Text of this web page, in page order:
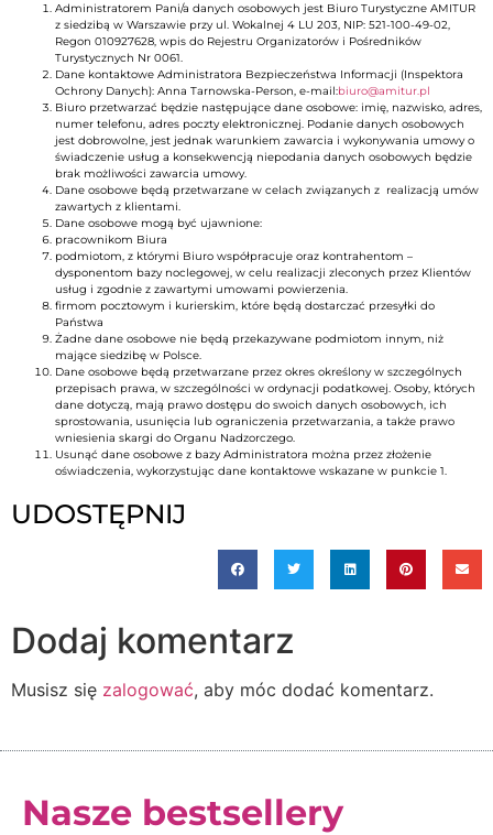
Administratorem Pani/a danych osobowych jest Biuro Turystyczne AMITUR
z siedzibą w Warszawie przy ul. Wokalnej 4 LU 203, NIP: 521-100-49-02,
Regon 010927628, wpis do Rejestru Organizatorów i Pośredników
Turystycznych Nr 0061.
Dane kontaktowe Administratora Bezpieczeństwa Informacji (Inspektora
Ochrony Danych): Anna Tarnowska-Person, e-mail:biuro@amitur.pl
Biuro przetwarzać będzie następujące dane osobowe: imię, nazwisko, adres,
numer telefonu, adres poczty elektronicznej. Podanie danych osobowych
jest dobrowolne, jest jednak warunkiem zawarcia i wykonywania umowy o
świadczenie usług a konsekwencją niepodania danych osobowych będzie
brak możliwości zawarcia umowy.
Dane osobowe będą przetwarzane w celach związanych z realizacją umów
zawartych z klientami.
Dane osobowe mogą być ujawnione:
pracownikom Biura
podmiotom, z którymi Biuro współpracuje oraz kontrahentom –
dysponentom bazy noclegowej, w celu realizacji zleconych przez Klientów
usług i zgodnie z zawartymi umowami powierzenia.
firmom pocztowym i kurierskim, które będą dostarczać przesyłki do
Państwa
Żadne dane osobowe nie będą przekazywane podmiotom innym, niż
mające siedzibę w Polsce.
Dane osobowe będą przetwarzane przez okres określony w szczególnych
przepisach prawa, w szczególności w ordynacji podatkowej. Osoby, których
dane dotyczą, mają prawo dostępu do swoich danych osobowych, ich
sprostowania, usunięcia lub ograniczenia przetwarzania, a także prawo
wniesienia skargi do Organu Nadzorczego.
Usunąć dane osobowe z bazy Administratora można przez złożenie
oświadczenia, wykorzystując dane kontaktowe wskazane w punkcie 1.
UDOSTĘPNIJ
Dodaj komentarz
Musisz się zalogować, aby móc dodać komentarz.
Nasze bestsellery